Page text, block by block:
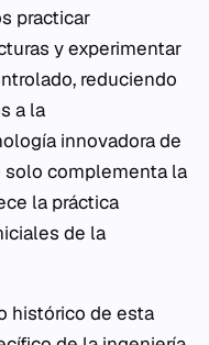
practicar
y experimentar
reduciendo
a la
innovadora de
solo complementa la
la práctica
de la
histórico de esta